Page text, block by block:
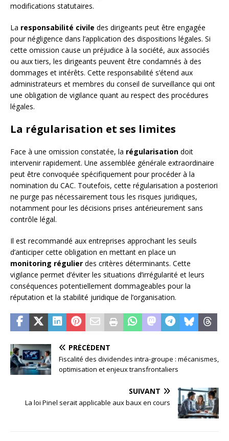
modifications statutaires.
La responsabilité civile des dirigeants peut être engagée
pour négligence dans l’application des dispositions légales. Si
cette omission cause un préjudice à la société, aux associés
ou aux tiers, les dirigeants peuvent être condamnés à des
dommages et intérêts. Cette responsabilité s’étend aux
administrateurs et membres du conseil de surveillance qui ont
une obligation de vigilance quant au respect des procédures
légales.
La régularisation et ses limites
Face à une omission constatée, la régularisation doit
intervenir rapidement. Une assemblée générale extraordinaire
peut être convoquée spécifiquement pour procéder à la
nomination du CAC. Toutefois, cette régularisation a posteriori
ne purge pas nécessairement tous les risques juridiques,
notamment pour les décisions prises antérieurement sans
contrôle légal.
Il est recommandé aux entreprises approchant les seuils
d’anticiper cette obligation en mettant en place un
monitoring régulier des critères déterminants. Cette
vigilance permet d’éviter les situations d’irrégularité et leurs
conséquences potentiellement dommageables pour la
réputation et la stabilité juridique de l’organisation.
PRÉCÉDENT
Fiscalité des dividendes intra-groupe : mécanismes,
optimisation et enjeux transfrontaliers
SUIVANT
La loi Pinel serait applicable aux baux en cours